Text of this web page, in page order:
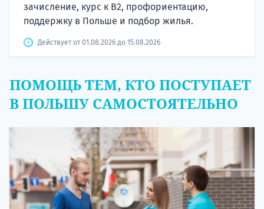
зачисление, курс к B2, профориентацию,
поддержку в Польше и подбор жилья.
Действует от 01.08.2026 до 15.08.2026
ПОМОЩЬ ТЕМ, КТО ПОСТУПАЕТ
В ПОЛЬШУ САМОСТОЯТЕЛЬНО